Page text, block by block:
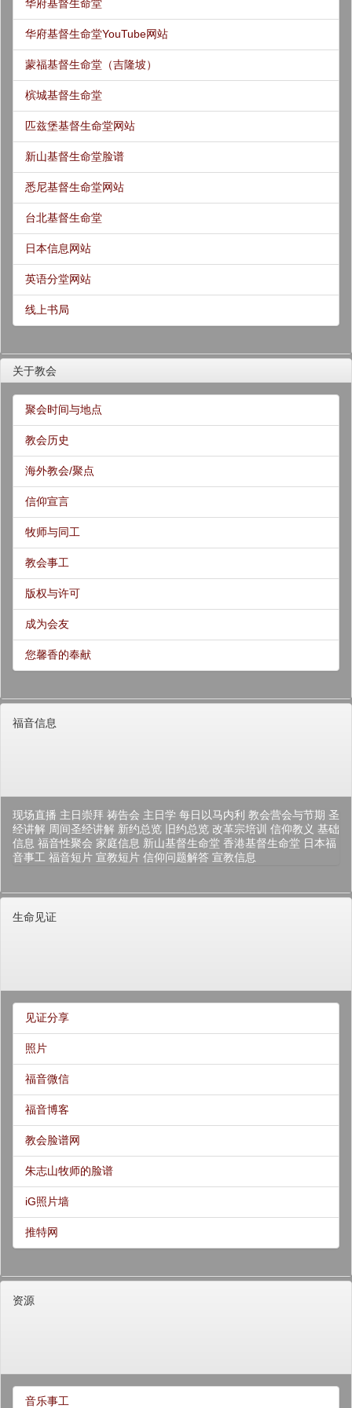
华府基督生命堂
华府基督生命堂YouTube网站
蒙福基督生命堂（吉隆坡）
槟城基督生命堂
匹兹堡基督生命堂网站
新山基督生命堂脸谱
悉尼基督生命堂网站
台北基督生命堂
日本信息网站
英语分堂网站
线上书局
关于教会
聚会时间与地点
教会历史
海外教会/聚点
信仰宣言
牧师与同工
教会事工
版权与许可
成为会友
您馨香的奉献
福音信息
现场直播 主日崇拜 祷告会 主日学 每日以马内利 教会营会与节期 圣
经讲解 周间圣经讲解 新约总览 旧约总览 改革宗培训 信仰教义 基础
信息 福音性聚会 家庭信息 新山基督生命堂 香港基督生命堂 日本福
音事工 福音短片 宣教短片 信仰问题解答 宣教信息
生命见证
见证分享
照片
福音微信
福音博客
教会脸谱网
朱志山牧师的脸谱
iG照片墙
推特网
资源
音乐事工